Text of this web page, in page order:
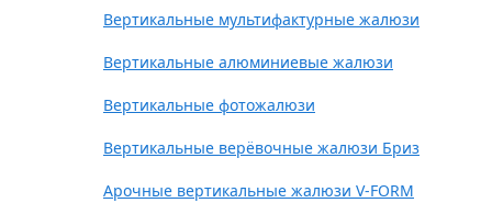
Вертикальные мультифактурные жалюзи
Вертикальные алюминиевые жалюзи
Вертикальные фотожалюзи
Вертикальные верёвочные жалюзи Бриз
Арочные вертикальные жалюзи V-FORM